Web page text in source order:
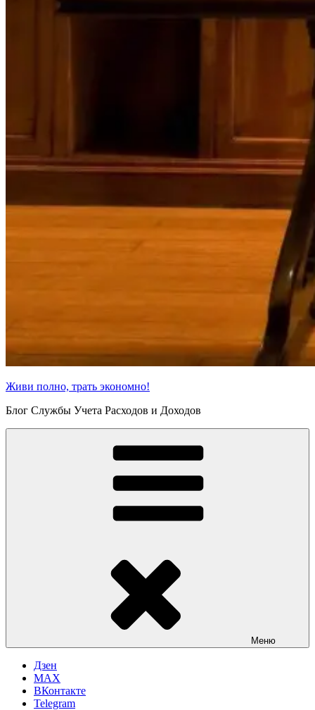
Живи полно, трать экономно!
Блог Службы Учета Расходов и Доходов
Меню
Дзен
MAX
ВКонтакте
Telegram